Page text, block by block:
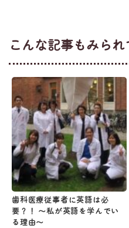
こんな記事もみら
歯科医療従事者に英語は必
要？！ 〜私が英語を学んでい
る理由〜